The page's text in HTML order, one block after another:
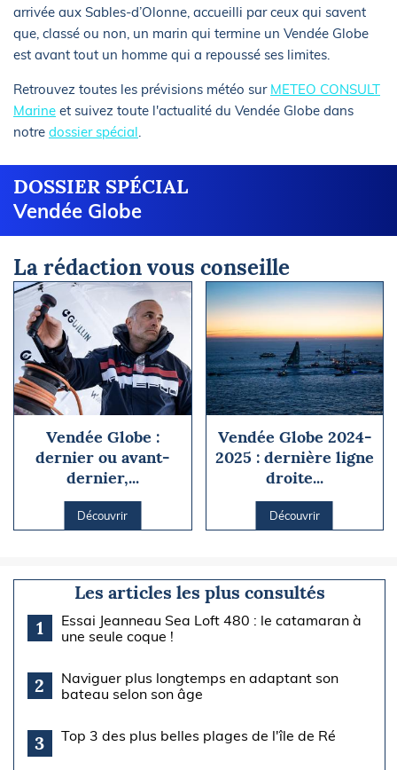
arrivée aux Sables-d’Olonne, accueilli par ceux qui savent
que, classé ou non, un marin qui termine un Vendée Globe
est avant tout un homme qui a repoussé ses limites.
Retrouvez toutes les prévisions météo sur METEO CONSULT
Marine et suivez toute l'actualité du Vendée Globe dans
notre dossier spécial.
DOSSIER SPÉCIAL
Vendée Globe
La rédaction vous conseille
Vendée Globe :
dernier ou avant-
dernier,...
Découvrir
Vendée Globe 2024-
2025 : dernière ligne
droite...
Découvrir
Les articles les plus consultés
1
Essai Jeanneau Sea Loft 480 : le catamaran à
une seule coque !
2
Naviguer plus longtemps en adaptant son
bateau selon son âge
3 Top 3 des plus belles plages de l'île de Ré